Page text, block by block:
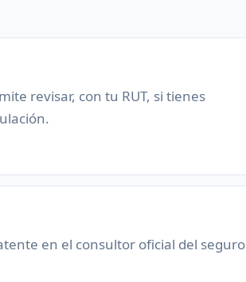
revisar, con tu RUT, si tienes
en el consultor oficial del seguro